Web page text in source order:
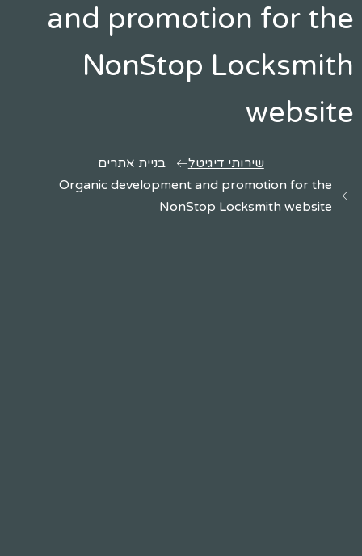
and promotion for the
NonStop Locksmith
website
שירותי דיגיטל
בניית אתרים
Organic development and promotion for the
NonStop Locksmith website